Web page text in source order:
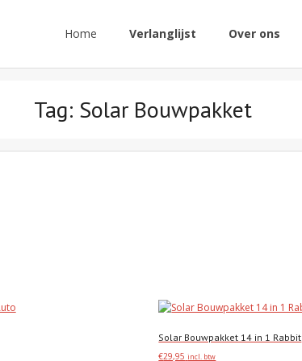
Home Verlanglijst Over ons
Tag: Solar Bouwpakket
Solar Bouwpakket 14 in 1 Rabbit
€29,95 incl. btw